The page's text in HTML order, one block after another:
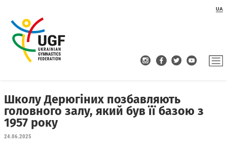
UA
Школу Дерюгіних позбавляють
головного залу, який був її базою з
1957 року
24.06.2025